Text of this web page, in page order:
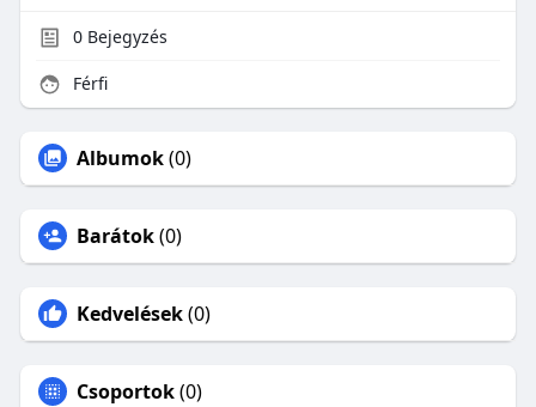
0Bejegyzés
Férfi
Albumok(0)
Barátok(0)
Kedvelések(0)
Csoportok(0)